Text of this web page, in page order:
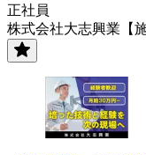
正社員
株式会社大志興業【